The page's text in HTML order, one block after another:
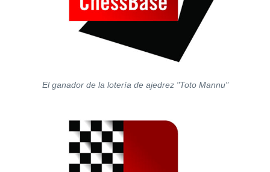
El ganador de la lotería de ajedrez "Toto Mannu"